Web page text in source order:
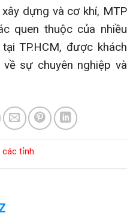
dựng và cơ khí, MTP
quen thuộc của nhiều
TP.HCM, được khách
sự chuyên nghiệp và
các tỉnh